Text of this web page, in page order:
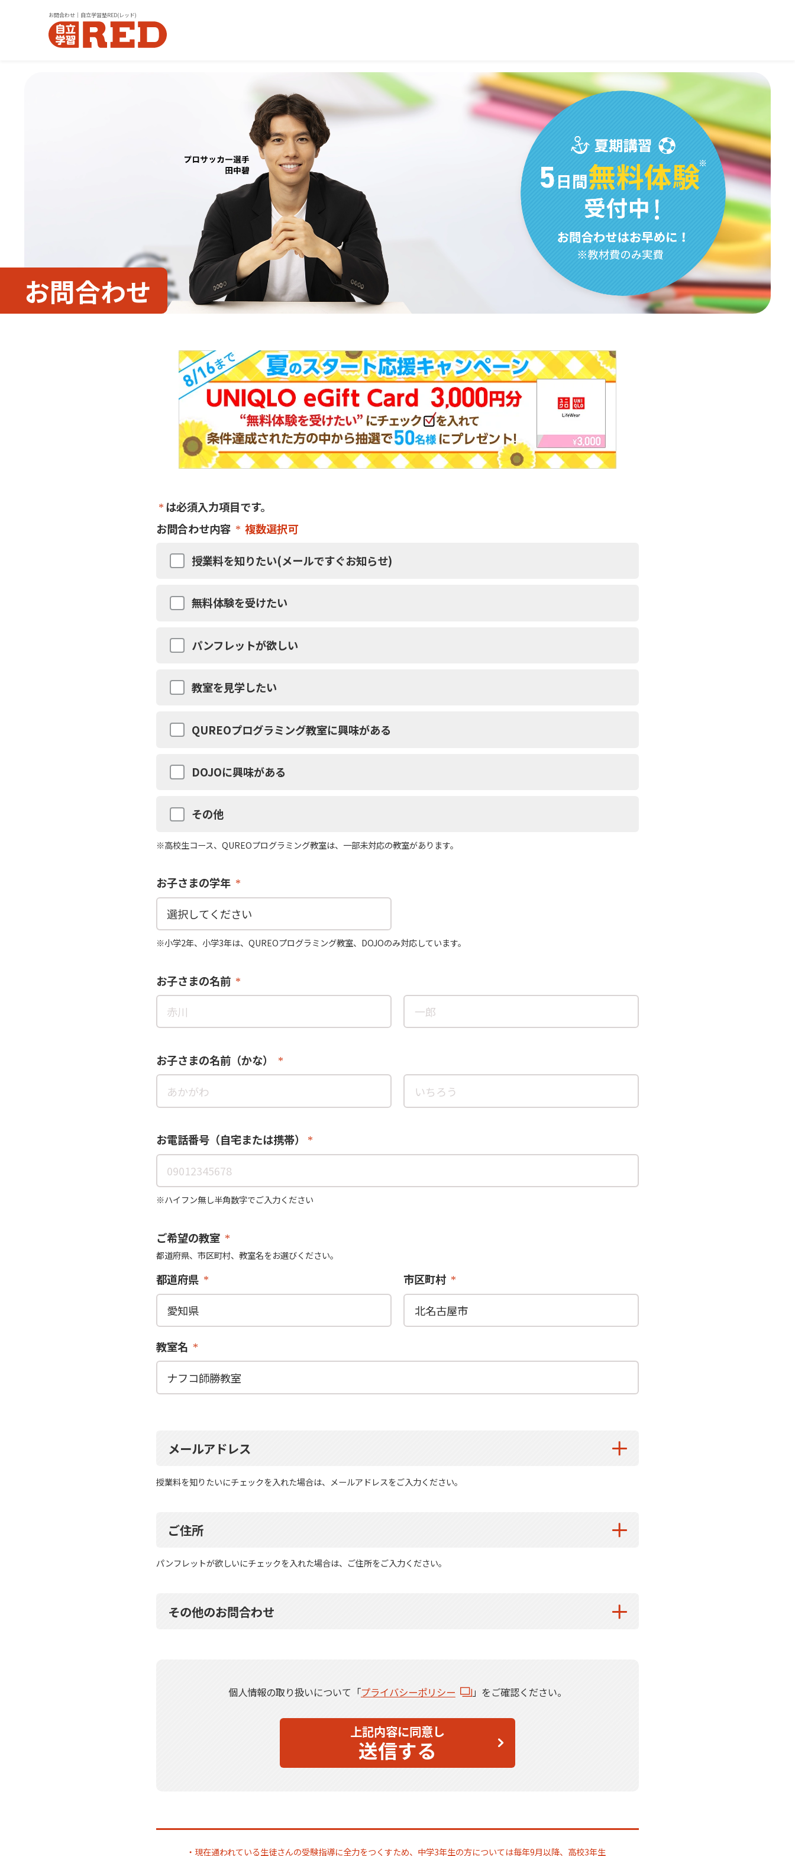
お問合わせ｜自立学習塾RED(レッド)
お問合わせ
は必須入力項目です。
お問合わせ内容
複数選択可
授業料を知りたい(メールですぐお知らせ)
無料体験を受けたい
パンフレットが欲しい
教室を見学したい
QUREOプログラミング教室に興味がある
DOJOに興味がある
その他
※高校生コース、QUREOプログラミング教室は、一部未対応の教室があります。
お子さまの学年
※小学2年、小学3年は、QUREOプログラミング教室、DOJOのみ対応しています。
お子さまの名前
お子さまの名前（かな）
お電話番号（自宅または携帯）
※ハイフン無し半角数字でご入力ください
ご希望の教室
都道府県、市区町村、教室名をお選びください。
都道府県 市区町村
教室名
メールアドレス
授業料を知りたいにチェックを入れた場合は、メールアドレスをご入力ください。
ご住所
パンフレットが欲しいにチェックを入れた場合は、ご住所をご入力ください。
その他のお問合わせ
個人情報の取り扱いについて「プライバシーポリシー 」をご確認ください。
上記内容に同意し
送信する
・現在通われている生徒さんの受験指導に全力をつくすため、中学3年生の方については毎年9月以降、高校3年生